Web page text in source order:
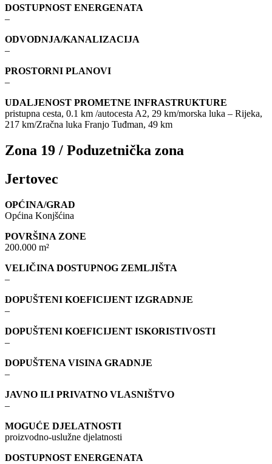
DOSTUPNOST ENERGENATA
–
ODVODNJA/KANALIZACIJA
–
PROSTORNI PLANOVI
–
UDALJENOST PROMETNE INFRASTRUKTURE
pristupna cesta, 0.1 km /autocesta A2, 29 km/morska luka – Rijeka,
217 km/Zračna luka Franjo Tuđman, 49 km
Zona 19 / Poduzetnička zona
Jertovec
OPĆINA/GRAD
Općina Konjšćina
POVRŠINA ZONE
200.000 m²
VELIČINA DOSTUPNOG ZEMLJIŠTA
–
DOPUŠTENI KOEFICIJENT IZGRADNJE
–
DOPUŠTENI KOEFICIJENT ISKORISTIVOSTI
–
DOPUŠTENA VISINA GRADNJE
–
JAVNO ILI PRIVATNO VLASNIŠTVO
–
MOGUĆE DJELATNOSTI
proizvodno-uslužne djelatnosti
DOSTUPNOST ENERGENATA